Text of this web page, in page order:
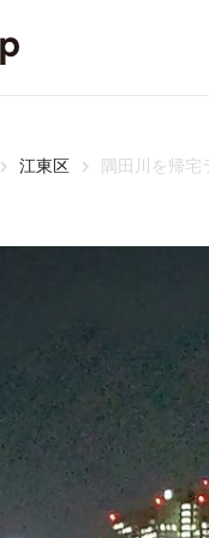
江東区 隅田川を帰宅